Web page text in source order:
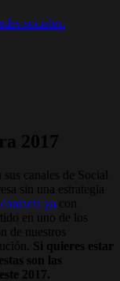
sociales.
2017
canales de Social
sin una estrategia
contacta ya con
en uno de los
de nuestros
Si quieres estar
son las
2017.